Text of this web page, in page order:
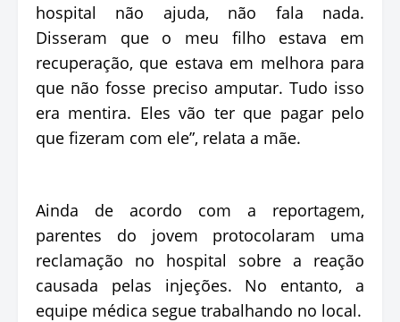
hospital não ajuda, não fala nada.
Disseram que o meu filho estava em
recuperação, que estava em melhora para
que não fosse preciso amputar. Tudo isso
era mentira. Eles vão ter que pagar pelo
que fizeram com ele”, relata a mãe.
Ainda de acordo com a reportagem,
parentes do jovem protocolaram uma
reclamação no hospital sobre a reação
causada pelas injeções. No entanto, a
equipe médica segue trabalhando no local.